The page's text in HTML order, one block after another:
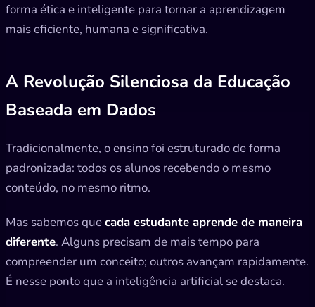
forma ética e inteligente para tornar a aprendizagem
mais eficiente, humana e significativa.
A Revolução Silenciosa da Educação
Baseada em Dados
Tradicionalmente, o ensino foi estruturado de forma
padronizada: todos os alunos recebendo o mesmo
conteúdo, no mesmo ritmo.
Mas sabemos quecada estudante aprende de maneira
diferente. Alguns precisam de mais tempo para
compreender um conceito; outros avançam rapidamente.
É nesse ponto que a inteligência artificial se destaca.